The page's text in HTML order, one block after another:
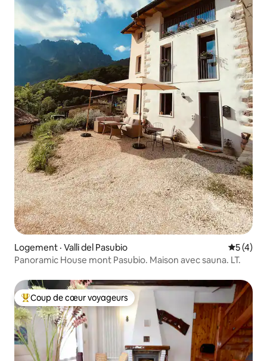
Logement · Valli del Pasubio Note
5 (4)
Panoramic House mont Pasubio. Maison avec sauna. LT.
Coup de cœur voyageurs parmi les plus aimés
Coup de cœur voyageurs